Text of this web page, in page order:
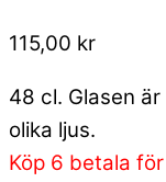
115,00 kr
48 cl. Glasen
olika ljus.
Köp 6 betala